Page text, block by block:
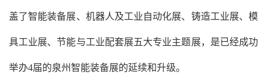
盖了智能装备展、机器人及工业自动化展、铸造工业展、模
具工业展、节能与工业配套展五大专业主题展，是已经成功
举办4届的泉州智能装备展的延续和升级。